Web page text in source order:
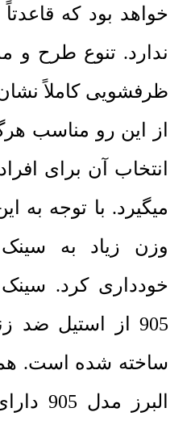
خواهد بود که
ندارد. تنوع طرح و
ظرفشوییکاملاً
از این رو مناسب
انتخاب آن برای
میگیرد. با توجه به
وزن زیاد به سینک
خودداری کرد.
905 از استیل
ساخته شده است.